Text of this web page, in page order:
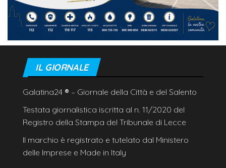
IL GIORNALE
Galatina24 ® – Giornale della Città e del Salento
Testata giornalistica iscritta al n. 11/2020 del
Registro della Stampa del Tribunale di Lecce
Il marchio è registrato e tutelato dal Ministero
delle Imprese e Made in Italy